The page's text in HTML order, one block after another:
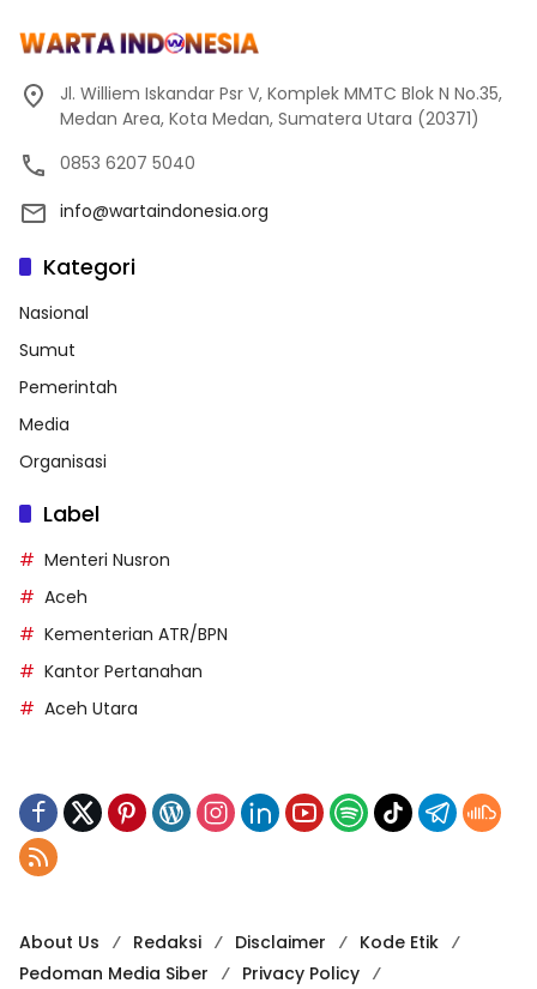
Jl. Williem Iskandar Psr V, Komplek MMTC Blok N No.35,
Medan Area, Kota Medan, Sumatera Utara (20371)
0853 6207 5040
info@wartaindonesia.org
Kategori
Nasional
Sumut
Pemerintah
Media
Organisasi
Label
Menteri Nusron
Aceh
Kementerian ATR/BPN
Kantor Pertanahan
Aceh Utara
About Us Redaksi Disclaimer
Kode Etik
Pedoman Media Siber
Privacy Policy